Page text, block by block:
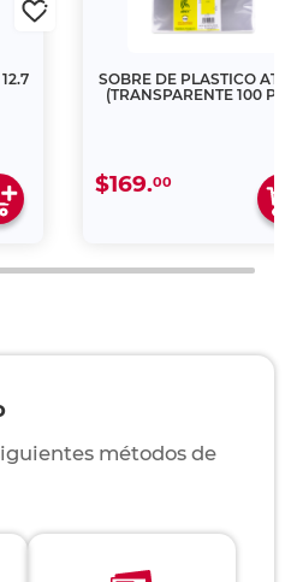
SOBRE DE PLASTICO
(TRANSPARENTE 100
$169.00
métodos de